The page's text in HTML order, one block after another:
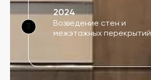
3
2024
Возведение стен и
межэтажных перекрытий